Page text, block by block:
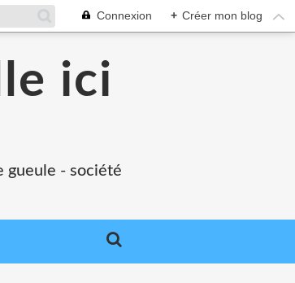
Connexion + Créer mon blog
ici
gueule - société